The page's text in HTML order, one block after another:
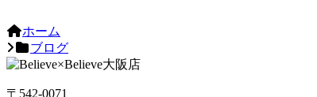
ホーム
ブログ
〒542-0071